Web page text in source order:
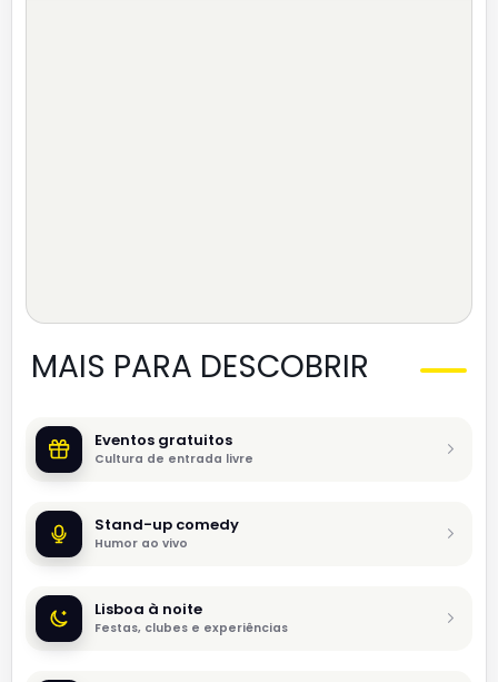
MAIS PARA DESCOBRIR
Eventos gratuitos
Cultura de entrada livre
Stand-up comedy
Humor ao vivo
Lisboa à noite
Festas, clubes e experiências